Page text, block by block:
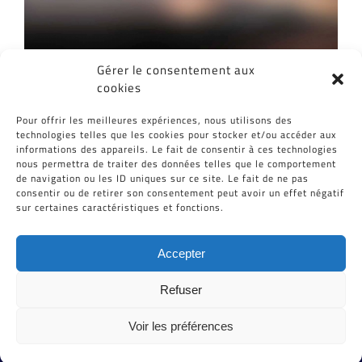
Gérer le consentement aux
cookies
Pour offrir les meilleures expériences, nous utilisons des
technologies telles que les cookies pour stocker et/ou accéder aux
informations des appareils. Le fait de consentir à ces technologies
nous permettra de traiter des données telles que le comportement
de navigation ou les ID uniques sur ce site. Le fait de ne pas
consentir ou de retirer son consentement peut avoir un effet négatif
sur certaines caractéristiques et fonctions.
Accepter
Refuser
Voir les préférences
Partagez cet article, Choisissez votre
Plateforme!
Facebook
TwitterRedditLinkedInWhatsApp
TumblrPinterest
Vk Email
Tous Droits Réservés © Cid-Plastiques 2020 - 2026 |